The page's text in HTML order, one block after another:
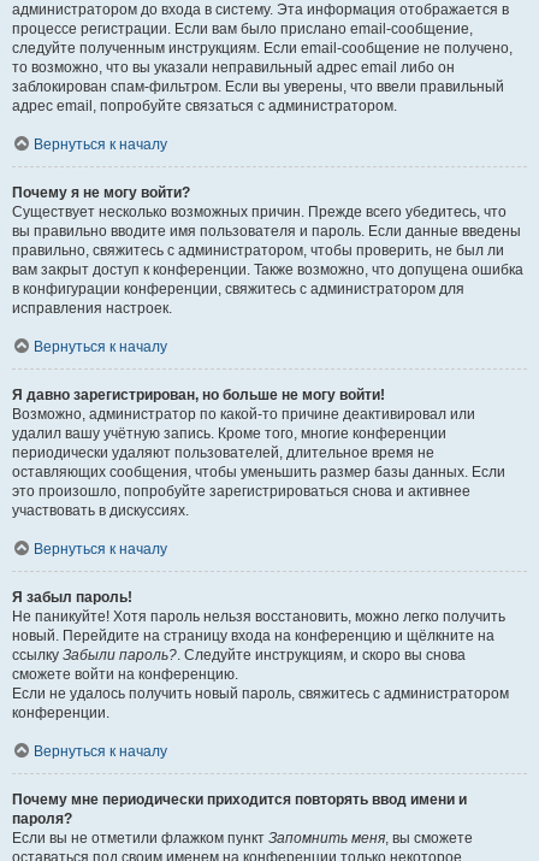
администратором до входа в систему. Эта информация отображается в
процессе регистрации. Если вам было прислано email-сообщение,
следуйте полученным инструкциям. Если email-сообщение не получено,
то возможно, что вы указали неправильный адрес email либо он
заблокирован спам-фильтром. Если вы уверены, что ввели правильный
адрес email, попробуйте связаться с администратором.
Вернуться к началу
Почему я не могу войти?
Существует несколько возможных причин. Прежде всего убедитесь, что
вы правильно вводите имя пользователя и пароль. Если данные введены
правильно, свяжитесь с администратором, чтобы проверить, не был ли
вам закрыт доступ к конференции. Также возможно, что допущена ошибка
в конфигурации конференции, свяжитесь с администратором для
исправления настроек.
Вернуться к началу
Я давно зарегистрирован, но больше не могу войти!
Возможно, администратор по какой-то причине деактивировал или
удалил вашу учётную запись. Кроме того, многие конференции
периодически удаляют пользователей, длительное время не
оставляющих сообщения, чтобы уменьшить размер базы данных. Если
это произошло, попробуйте зарегистрироваться снова и активнее
участвовать в дискуссиях.
Вернуться к началу
Я забыл пароль!
Не паникуйте! Хотя пароль нельзя восстановить, можно легко получить
новый. Перейдите на страницу входа на конференцию и щёлкните на
ссылку Забыли пароль?. Следуйте инструкциям, и скоро вы снова
сможете войти на конференцию.
Если не удалось получить новый пароль, свяжитесь с администратором
конференции.
Вернуться к началу
Почему мне периодически приходится повторять ввод имени и
пароля?
Если вы не отметили флажком пункт Запомнить меня, вы сможете
оставаться под своим именем на конференции только некоторое